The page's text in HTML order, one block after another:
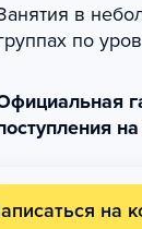
в
по
на